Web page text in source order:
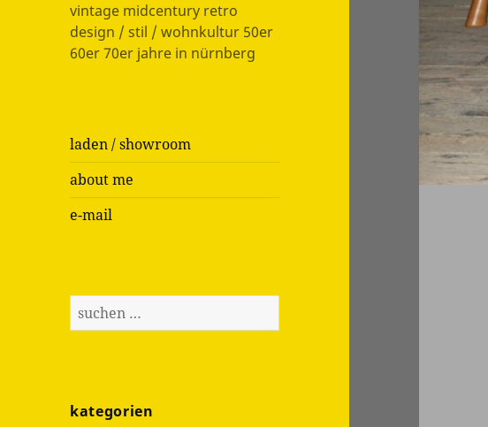
vintage midcentury retro
design / stil / wohnkultur 50er
60er 70er jahre in nürnberg
laden / showroom
about me
e-mail
u
n
kategorien